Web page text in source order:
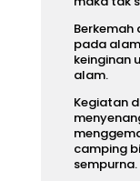
pada
keinginan
alam.
Kegiatan
camping
sempurna.